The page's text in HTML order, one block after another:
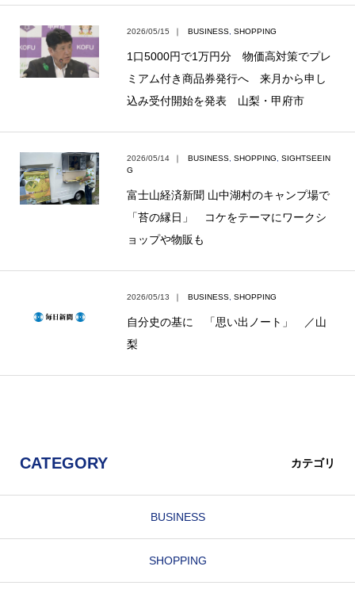
2026/05/15 ｜ BUSINESS SHOPPING
1口5000円で1万円分 物価高対策でプレ
ミアム付き商品券発行へ 来月から申し
込み受付開始を発表 山梨・甲府市
2026/05/14 ｜ BUSINESS SHOPPING
SIGHTSEEIN
G
富士山経済新聞 山中湖村のキャンプ場で
「苔の縁日」 コケをテーマにワークシ
ョップや物販も
2026/05/13 ｜ BUSINESS SHOPPING
自分史の基に 「思い出ノート」 ／山
梨
CATEGORY カテゴリ
BUSINESS
SHOPPING